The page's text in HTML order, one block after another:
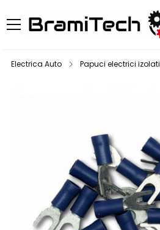
Electrica Auto Papuci electrici izolati